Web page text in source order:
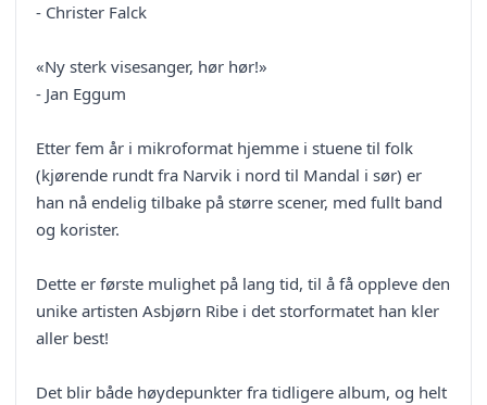
- Christer Falck
«Ny sterk visesanger, hør hør!»
- Jan Eggum
Etter fem år i mikroformat hjemme i stuene til folk
(kjørende rundt fra Narvik i nord til Mandal i sør) er
han nå endelig tilbake på større scener, med fullt band
og korister.
Dette er første mulighet på lang tid, til å få oppleve den
unike artisten Asbjørn Ribe i det storformatet han kler
aller best!
Det blir både høydepunkter fra tidligere album, og helt